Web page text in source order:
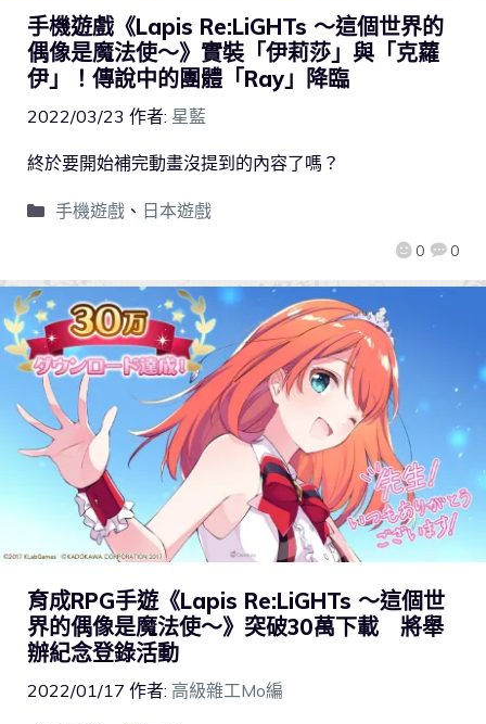
手機遊戲《Lapis Re:LiGHTs ～這個世界的
偶像是魔法使～》實裝「伊莉莎」與「克蘿
伊」！傳說中的團體「Ray」降臨
2022/03/23 作者: 星藍
0 0
終於要開始補完動畫沒提到的內容了嗎？
手機遊戲、 日本遊戲
育成RPG手遊《Lapis Re:LiGHTs ～這個世
界的偶像是魔法使～》突破30萬下載 將舉
辦紀念登錄活動
2022/01/17 作者: 高級雜工Mo編